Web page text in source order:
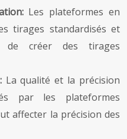
Les plateformes en
tirages standardisés et
de créer des tirages
La qualité et la précision
par les plateformes
affecter la précision des